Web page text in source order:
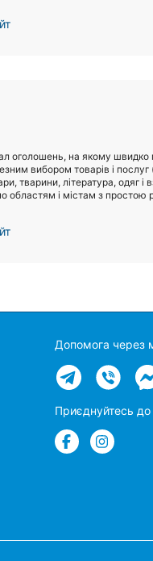
оголошень, на якому швидко
вибором товарів і послуг
тварини, література, одяг і
областям і містам з простою
Допомога через
Приєднуйтесь до